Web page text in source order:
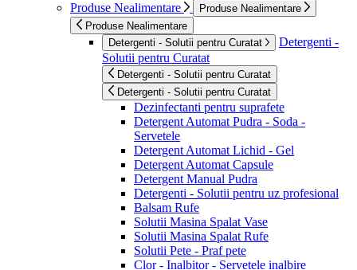
Produse Nealimentare
Produse Nealimentare
Produse Nealimentare
Detergenti - Solutii pentru Curatat
Detergenti -
Solutii pentru Curatat
Detergenti - Solutii pentru Curatat
Detergenti - Solutii pentru Curatat
Dezinfectanti pentru suprafete
Detergent Automat Pudra - Soda -
Servetele
Detergent Automat Lichid - Gel
Detergent Automat Capsule
Detergent Manual Pudra
Detergenti - Solutii pentru uz profesional
Balsam Rufe
Solutii Masina Spalat Vase
Solutii Masina Spalat Rufe
Solutii Pete - Praf pete
Clor - Inalbitor - Servetele inalbire